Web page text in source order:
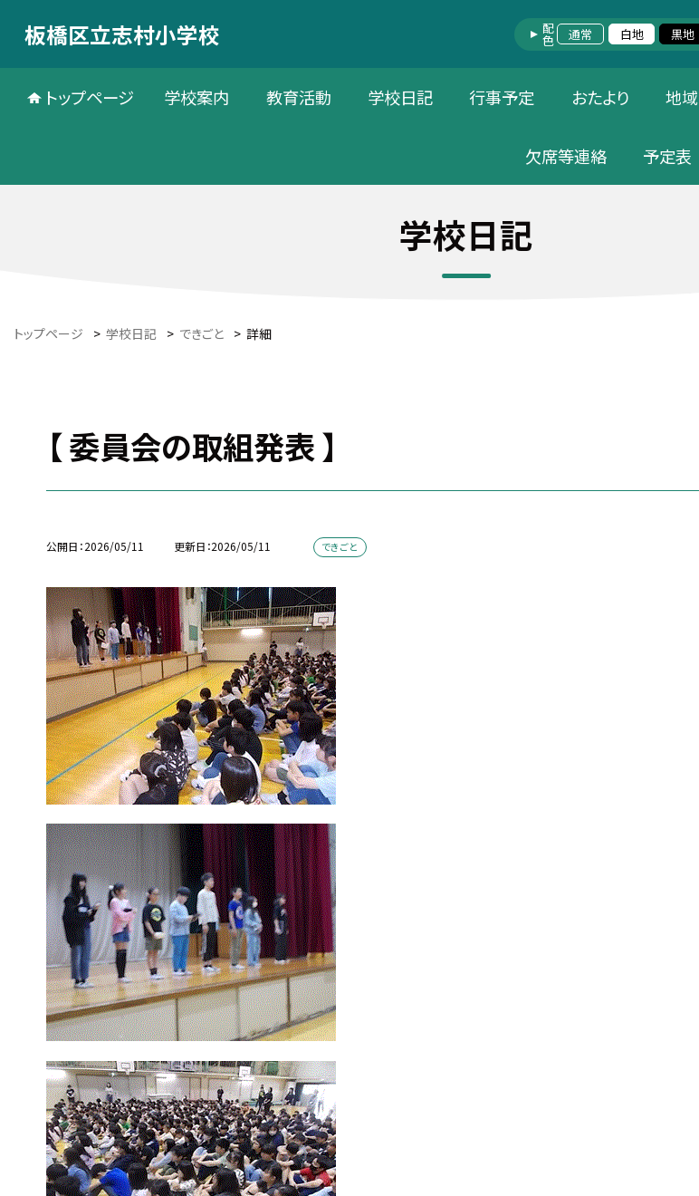
板橋区立志村小学校 配色 通常 白地 黒地
トップページ 学校案内 教育活動 学校日記 行事予定 おたより 地域
欠席等連絡 予定表
学校日記
トップページ > 学校日記 > できごと > 詳細
【 委員会の取組発表 】
公開日 2026/05/11 更新日 2026/05/11 できごと